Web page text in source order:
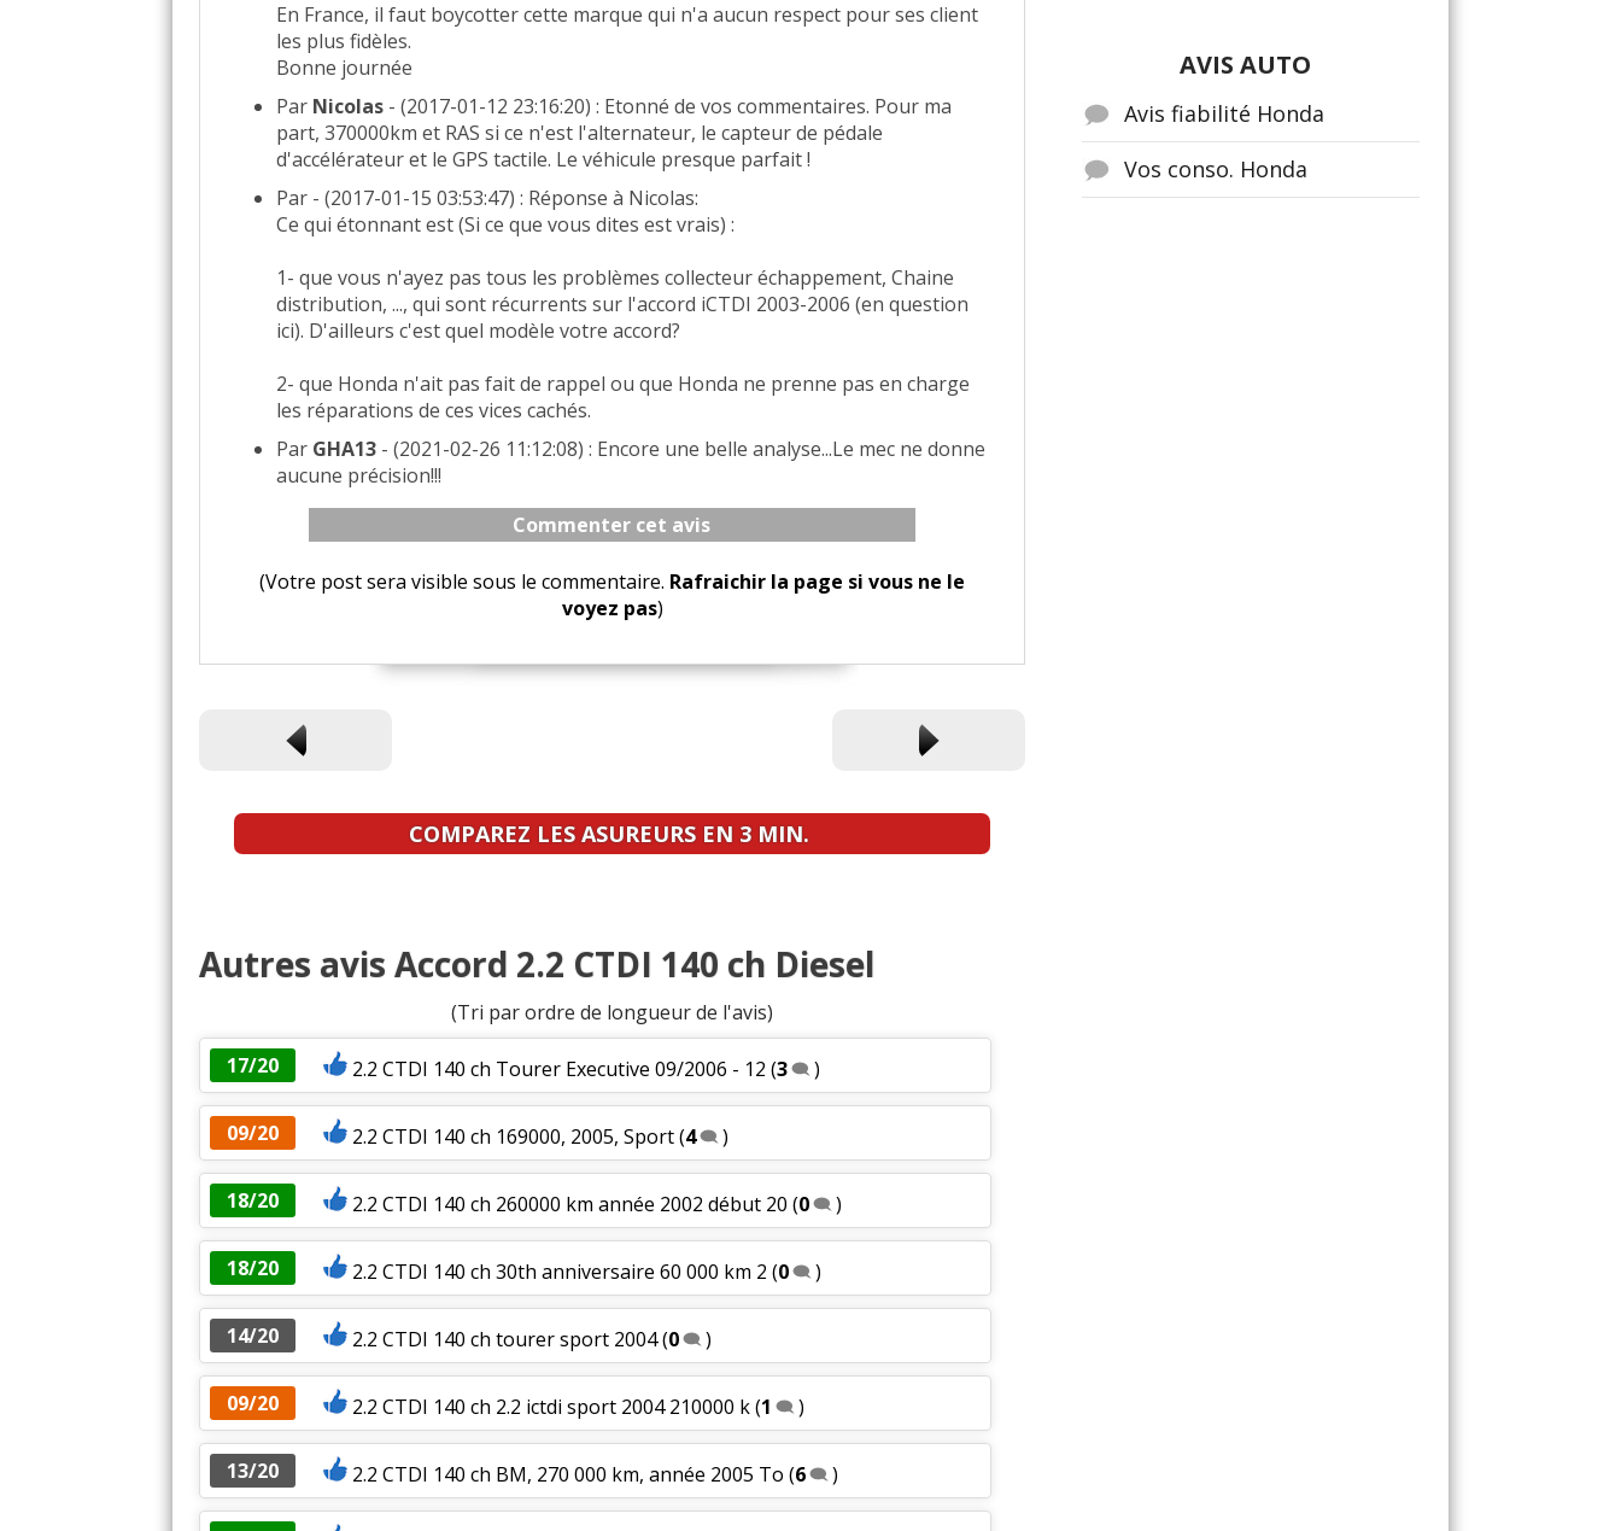
En France, il faut boycotter cette marque qui n'a aucun respect pour ses client
les plus fidèles.
Bonne journée
Par Nicolas - (2017-01-12 23:16:20) : Etonné de vos commentaires. Pour ma
part, 370000km et RAS si ce n'est l'alternateur, le capteur de pédale
d'accélérateur et le GPS tactile. Le véhicule presque parfait !
Par - (2017-01-15 03:53:47) : Réponse à Nicolas:
Ce qui étonnant est (Si ce que vous dites est vrais) :
1- que vous n'ayez pas tous les problèmes collecteur échappement, Chaine
distribution, ..., qui sont récurrents sur l'accord iCTDI 2003-2006 (en question
ici). D'ailleurs c'est quel modèle votre accord?
2- que Honda n'ait pas fait de rappel ou que Honda ne prenne pas en charge
les réparations de ces vices cachés.
Par GHA13 - (2021-02-26 11:12:08) : Encore une belle analyse...Le mec ne donne
aucune précision!!!
Commenter cet avis
(Votre post sera visible sous le commentaire. Rafraichir la page si vous ne le
voyez pas)
COMPAREZ LES ASUREURS EN 3 MIN.
Autres avis Accord 2.2 CTDI 140 ch Diesel
(Tri par ordre de longueur de l'avis)
17/20
2.2 CTDI 140 ch Tourer Executive 09/2006 - 12 (3 )
09/20 2.2 CTDI 140 ch 169000, 2005, Sport(4 )
18/20 2.2 CTDI 140 ch 260000 km année 2002 début 20 (0 )
18/20 2.2 CTDI 140 ch 30th anniversaire 60 000 km 2 (0 )
14/20 2.2 CTDI 140 ch tourer sport 2004(0 )
09/20 2.2 CTDI 140 ch 2.2 ictdi sport 2004 210000 k(1 )
13/20 2.2 CTDI 140 ch BM, 270 000 km, année 2005 To (6 )
AVIS AUTO
Avis fiabilité Honda
Vos conso. Honda